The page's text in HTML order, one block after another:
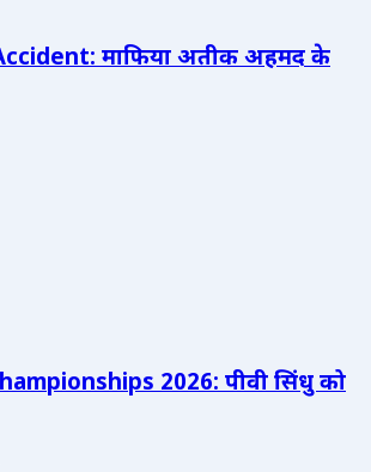
माफिया अतीक अहमद के
2026: पीवी सिंधु को